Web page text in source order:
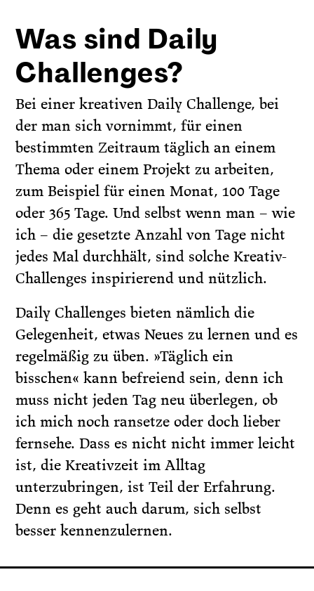
Was sind Daily
Challenges?
Bei einer kreativen Daily Challenge, bei
der man sich vornimmt, für einen
bestimmten Zeitraum täglich an einem
Thema oder einem Projekt zu arbeiten,
zum Beispiel für einen Monat, 100 Tage
oder 365 Tage. Und selbst wenn man – wie
ich – die gesetzte Anzahl von Tage nicht
jedes Mal durchhält, sind solche Kreativ-
Challenges inspirierend und nützlich.
Daily Challenges bieten nämlich die
Gelegenheit, etwas Neues zu lernen und es
regelmäßig zu üben. »Täglich ein
bisschen« kann befreiend sein, denn ich
muss nicht jeden Tag neu überlegen, ob
ich mich noch ransetze oder doch lieber
fernsehe. Dass es nicht nicht immer leicht
ist, die Kreativzeit im Alltag
unterzubringen, ist Teil der Erfahrung.
Denn es geht auch darum, sich selbst
besser kennenzulernen.